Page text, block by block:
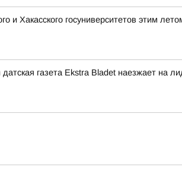
и Хакасского госуниверситетов этим
газета Ekstra Bladet наезжает на